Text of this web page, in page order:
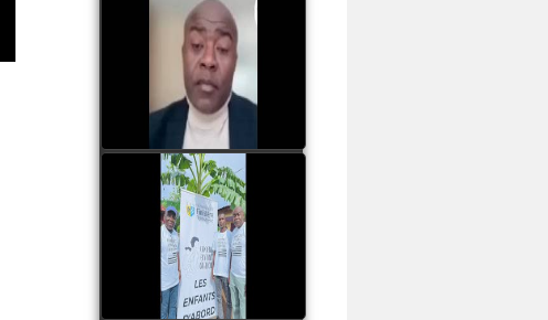
Sassou Nguesso est
revenu au pouvoir par
les armes, il ne quittera
le pouvoir que par la
force
watch video
watch video